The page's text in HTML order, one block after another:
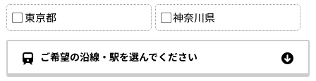
東京都 神奈川県
ご希望の沿線・駅を選んでください